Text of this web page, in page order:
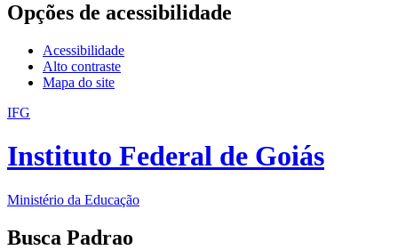
Opções de acessibilidade
Acessibilidade
Alto contraste
Mapa do site
IFG
Instituto Federal de Goiás
Ministério da Educação
Busca Padrao